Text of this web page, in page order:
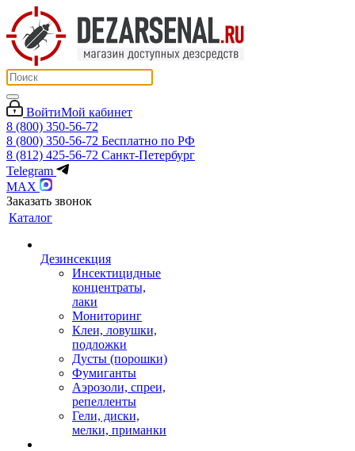
ВойтиМой кабинет
8 (800) 350-56-72
8 (800) 350-56-72 Бесплатно по РФ
8 (812) 425-56-72 Санкт-Петербург
Telegram
MAX
Заказать звонок
Каталог
Дезинсекция
Инсектицидные
концентраты,
лаки
Мониторинг
Клеи, ловушки,
подложки
Дусты (порошки)
Фумиганты
Аэрозоли, спреи,
репелленты
Гели, диски,
мелки, приманки